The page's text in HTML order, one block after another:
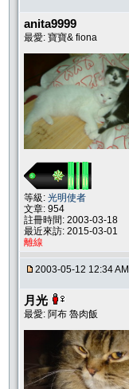
anita9999
最愛: 寶寶& fiona
等級: 光明使者
文章: 954
註冊時間: 2003-03-18
最近來訪: 2015-03-01
離線
2003-05-12 12:34 AM
月光
最愛: 阿布 魯肉飯